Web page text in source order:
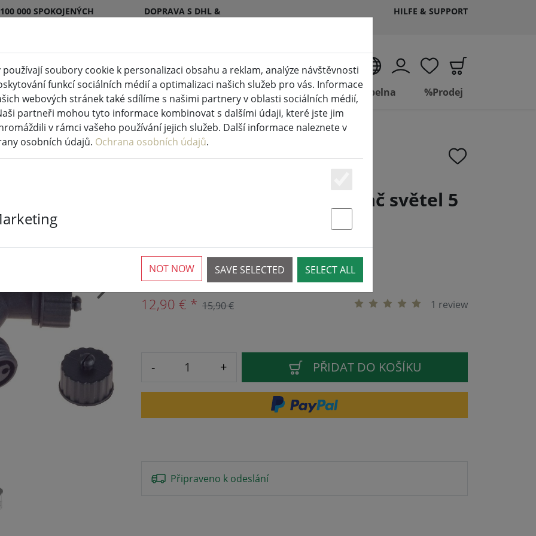
000 SPOKOJENÝCH
DOPRAVA S DHL &
HILFE & SUPPORT
CS
svíčky vnitřní a venkovní
Kuchyně a potraviny Living Koupelna %Prodej
světla
Sirius Tech-Line rozdělovač světel 5
›
Více než 10 k dispozici
1 review
12,90 € * 15,90 €
- + PŘIDAT DO KOŠÍKU
Připraveno k odeslání
soubory cookie k personalizaci obsahu a reklam, analýze návštěvnosti
funkcí sociálních médií a optimalizaci našich služeb pro vás. Informace
webových stránek také sdílíme s našimi partnery v oblasti sociálních médií,
partneři mohou tyto informace kombinovat s dalšími údaji, které jste jim
v rámci vašeho používání jejich služeb. Další informace naleznete v
osobních údajů. Ochrana osobních údajů.
Essenziell
SAVE SELECTED SELECT ALL
NOT NOW